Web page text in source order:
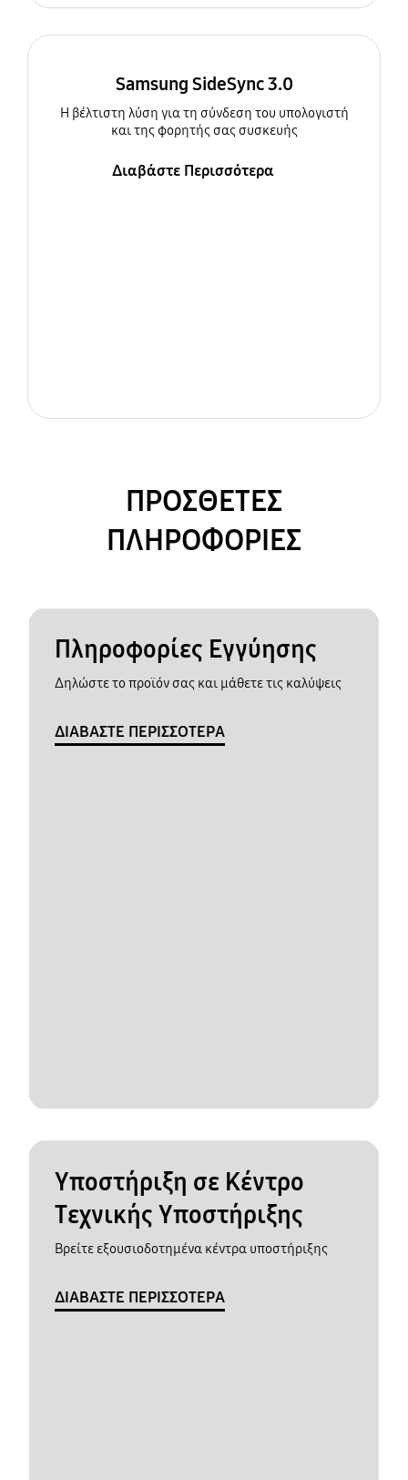
Samsung SideSync 3.0
Η βέλτιστη λύση για τη σύνδεση του υπολογιστή
και της φορητής σας συσκευής
Διαβάστε Περισσότερα
ΠΡΟΣΘΕΤΕΣ
ΠΛΗΡΟΦΟΡΙΕΣ
Πληροφορίες Εγγύησης
Δηλώστε το προϊόν σας και μάθετε τις καλύψεις
ΔΙΑΒΑΣΤΕ ΠΕΡΙΣΣΟΤΕΡΑ
Υποστήριξη σε Κέντρο
Τεχνικής Υποστήριξης
Βρείτε εξουσιοδοτημένα κέντρα υποστήριξης
ΔΙΑΒΑΣΤΕ ΠΕΡΙΣΣΟΤΕΡΑ